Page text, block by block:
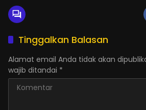
Tinggalkan Balasan
Alamat email Anda tidak akan
wajib ditandai *